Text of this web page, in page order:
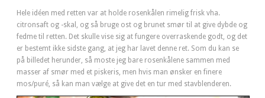
Hele idéen med retten var at holde rosenkålen rimelig frisk vha.
citronsaft og -skal, og så bruge ost og brunet smør til at give dybde og
fedme til retten. Det skulle vise sig at fungere overraskende godt, og det
er bestemt ikke sidste gang, at jeg har lavet denne ret. Som du kan se
på billedet herunder, så moste jeg bare rosenkålene sammen med
masser af smør med et piskeris, men hvis man ønsker en finere
mos/puré, så kan man vælge at give det en tur med stavblenderen.